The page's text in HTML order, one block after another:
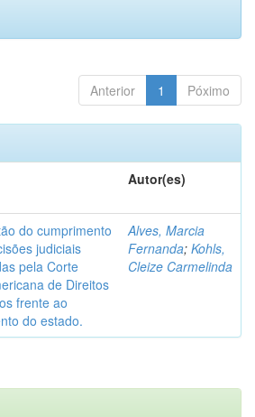
Anterior 1 Póximo
Autor(es)
do cumprimento
judiciais
pela Corte
de Direitos
frente ao
do estado.
Alves, Marcia
Fernanda; Kohls,
Cleize Carmelinda